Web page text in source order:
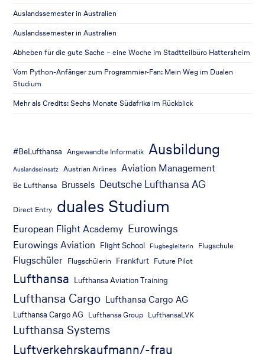
Auslandssemester in Australien
Auslandssemester in Australien
Abheben für die gute Sache – eine Woche im Stadtteilbüro Hattersheim
Vom Python-Anfänger zum Programmier-Fan: Mein Weg im Dualen
Studium
Mehr als Credits: Sechs Monate Südafrika im Rückblick
#BeLufthansa Angewandte Informatik Ausbildung
Auslandseinsatz Austrian Airlines Aviation Management
Be Lufthansa Brussels Deutsche Lufthansa AG
Direct Entry duales Studium
European Flight Academy Eurowings
Eurowings Aviation Flight School Flugbegleiterin Flugschule
Flugschüler Flugschülerin Frankfurt Future Pilot
Lufthansa Lufthansa Aviation Training
Lufthansa Cargo Lufthansa Cargo AG
Lufthansa Cargo AG Lufthansa Group LufthansaLVK
Lufthansa Systems
Luftverkehrskaufmann/-frau